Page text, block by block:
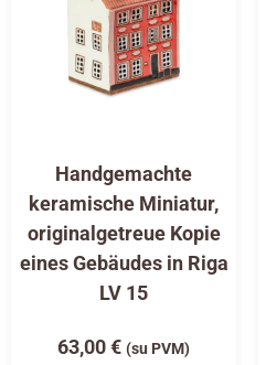
Handgemachte
keramische Miniatur,
originalgetreue Kopie
eines Gebäudes in Riga
LV 15
63,00€ (su PVM)